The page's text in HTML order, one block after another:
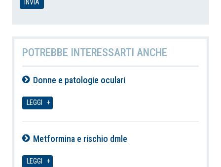
POTREBBE INTERESSARTI ANCHE
Donne e patologie oculari
LEGGI
Metformina e rischio dmle
LEGGI